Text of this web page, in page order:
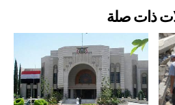
ذات صلة